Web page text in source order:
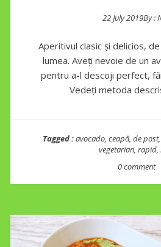
22 July 2019By :
Aperitivul clasic și delicios,
lumea. Aveți nevoie de un
pentru a-l descoji perfect,
Vedeți metoda
Tagged :avocado, ceapă, de post,
vegetarian, rapid,
0 comment